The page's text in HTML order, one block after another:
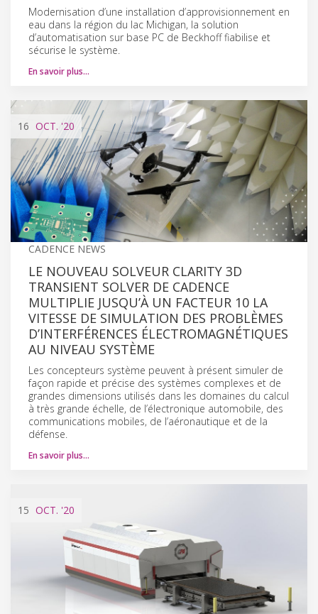
Modernisation d’une installation d’approvisionnement en
eau dans la région du lac Michigan, la solution
d’automatisation sur base PC de Beckhoff fiabilise et
sécurise le système.
En savoir plus…
16 OCT. '20
CADENCE NEWS
LE NOUVEAU SOLVEUR CLARITY 3D
TRANSIENT SOLVER DE CADENCE
MULTIPLIE JUSQU’À UN FACTEUR 10 LA
VITESSE DE SIMULATION DES PROBLÈMES
D’INTERFÉRENCES ÉLECTROMAGNÉTIQUES
AU NIVEAU SYSTÈME
Les concepteurs système peuvent à présent simuler de
façon rapide et précise des systèmes complexes et de
grandes dimensions utilisés dans les domaines du calcul
à très grande échelle, de l’électronique automobile, des
communications mobiles, de l’aéronautique et de la
défense.
En savoir plus…
15 OCT. '20